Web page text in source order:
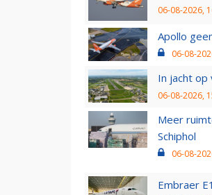
06-08-2026,
Apollo
06-08-
In jacht op
06-08-2026,
Meer
Schiphol
06-08-
Embraer